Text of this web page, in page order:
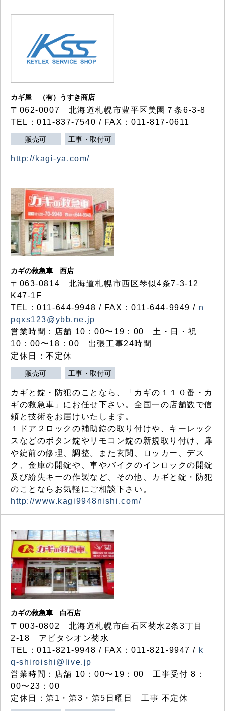
カギ屋 （有）うすき商店
〒062-0007 北海道札幌市豊平区美園７条6-3-8
TEL：011-837-7540 / FAX：011-817-0611
販売可 工事・取付可
http://kagi-ya.com/
カギの救急車 西店
〒063-0814 北海道札幌市西区琴似4条7-3-12
K47-1F
TEL：011-644-9948 / FAX：011-644-9949 / n
pqxs123@ybb.ne.jp
営業時間：店舗 10：00〜19：00 土・日・祝
10：00〜18：00 出張工事24時間
定休日：不定休
販売可 工事・取付可
カギと錠・防犯のことなら、「カギの１１０番・カ
ギの救急車」にお任せ下さい。全国一の店舗数で信
頼と技術をお届けいたします。
１ドア２ロックの補助錠の取り付けや、キーレック
スなどのボタン錠やリモコン錠の新規取り付け、扉
や錠前の修理、調整。また玄関、ロッカー、デス
ク、金庫の開錠や、車やバイクのインロックの開錠
及び紛失キーの作製など、その他、カギと錠・防犯
のことならお気軽にご相談下さい。
http://www.kagi9948nishi.com/
カギの救急車 白石店
〒003-0802 北海道札幌市白石区菊水2条3丁目
2-18 アビタシオン菊水
TEL：011-821-9948 / FAX：011-821-9947 / k
q-shiroishi@live.jp
営業時間：店舗 10：00〜19：00 工事受付 8：
00〜23：00
定休日：第1・第3・第5日曜日 工事 不定休